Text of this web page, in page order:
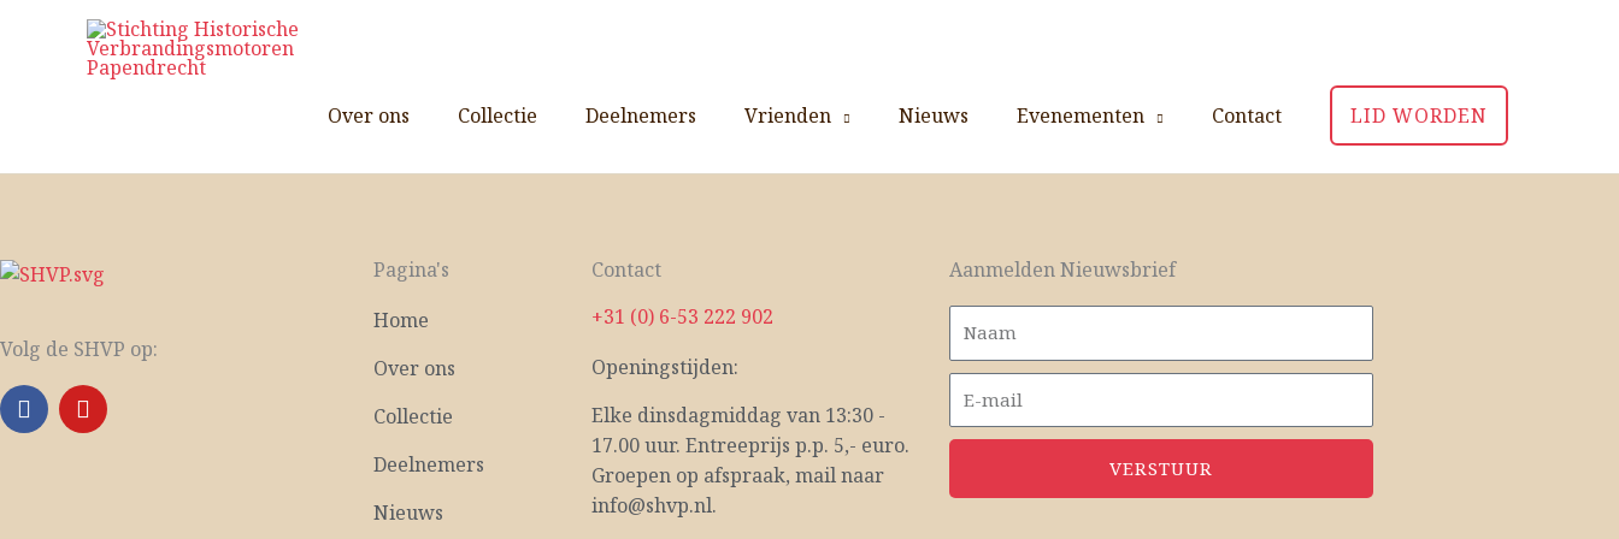
Over ons Collectie Deelnemers Vrienden Nieuws Evenementen Contact LID WORDEN
Volg de SHVP op:
F
a
c
Y
o
u
Pagina's
Home
Over ons
Collectie
Deelnemers
Nieuws
Contact
+31 (0) 6-53 222 902
Openingstijden:
Elke dinsdagmiddag van 13:30 -
17.00 uur. Entreeprijs p.p. 5,- euro.
Groepen op afspraak, mail naar
info@shvp.nl.
Aanmelden Nieuwsbrief
VERSTUUR